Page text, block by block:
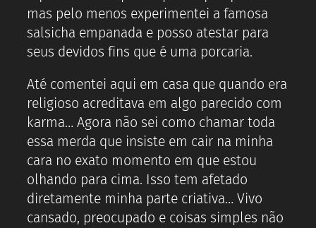
mas pelo menos experimentei a famosa
salsicha empanada e posso atestar para
seus devidos fins que é uma porcaria.
Até comentei aqui em casa que quando era
religioso acreditava em algo parecido com
karma… Agora não sei como chamar toda
essa merda que insiste em cair na minha
cara no exato momento em que estou
olhando para cima. Isso tem afetado
diretamente minha parte criativa… Vivo
cansado, preocupado e coisas simples não